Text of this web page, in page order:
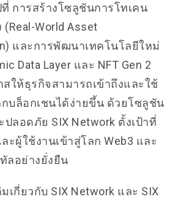
ที่ การสร้างโซลูชันการโทเคน
World Asset
และการพัฒนาเทคโนโลยีใหม่
Data Layer และ NFT Gen 2
สให้ธุรกิจสามารถเข้าถึงและใช้
บล็อกเชนได้ง่ายขึ้น ด้วยโซลูชัน
ลอดภัย SIX Network ตั้งเป้าที่
ะผู้ใช้งานเข้าสู่โลก Web3 และ
ลอย่างยั่งยืน
มเกี่ยวกับ SIX Network และ SIX